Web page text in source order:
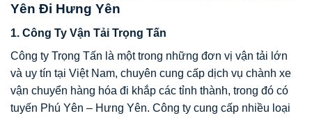
Yên Đi Hưng Yên
1. Công Ty Vận Tải Trọng Tấn
Công ty Trọng Tấn là một trong những đơn vị vận tải lớn
và uy tín tại Việt Nam, chuyên cung cấp dịch vụ chành xe
vận chuyển hàng hóa đi khắp các tỉnh thành, trong đó có
tuyến Phú Yên – Hưng Yên. Công ty cung cấp nhiều loại